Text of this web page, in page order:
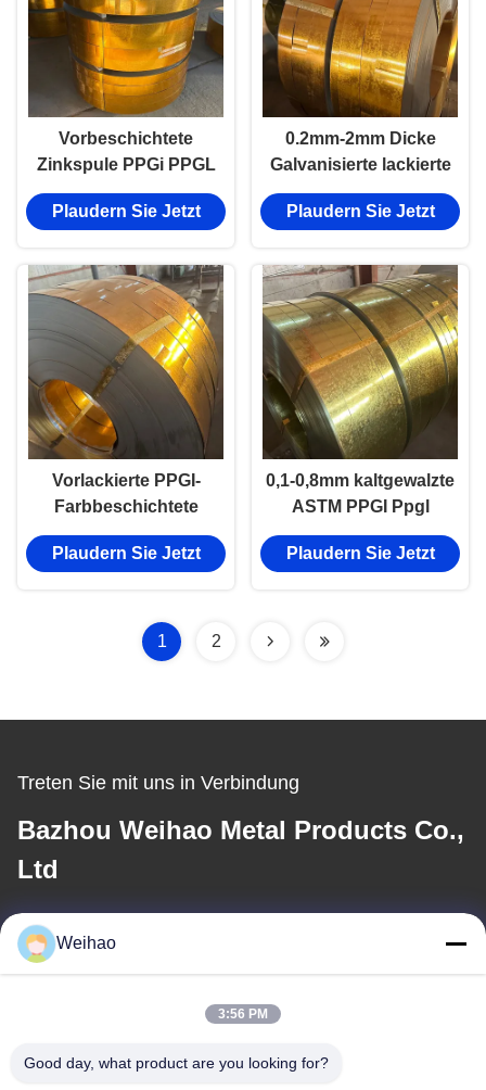
Vorbeschichtete
Zinkspule PPGi PPGL
Stahlblechspule
feuerverzinkt
Plaudern Sie Jetzt
0.2mm-2mm Dicke
Galvanisierte lackierte
Bleche Metallspulen
Farbbeschichtung
Plaudern Sie Jetzt
Vorlackierte PPGI-
Farbbeschichtete
Stahlspule Cgcc / Ppgl
Jis G3312 Standard
Plaudern Sie Jetzt
0,1-0,8mm kaltgewalzte
ASTM PPGI Ppgl
Stahlspulen Ral
farbbeschichtet
Plaudern Sie Jetzt
1 2
Treten Sie mit uns in Verbindung
Bazhou Weihao Metal Products Co.,
Ltd
E-Mail
408690175@qq.com
Unsere Adresse
Weihao
3:56 PM
Good day, what product are you looking for?